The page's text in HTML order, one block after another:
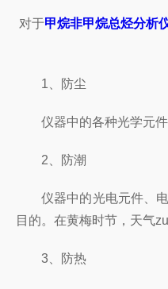
对于甲烷非甲烷总烃分析
1、防尘
仪器中的各种光学元件
2、防潮
仪器中的光电元件、电
目的。在黄梅时节，天气
3、防热